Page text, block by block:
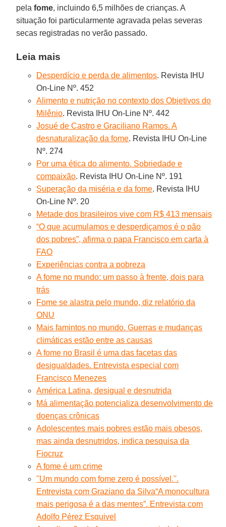
pelafome, incluindo 6,5 milhões de crianças. A
situação foi particularmente agravada pelas severas
secas registradas no verão passado.
Leia mais
Desperdício e perda de alimentos. Revista IHU
On-Line Nº. 452
Alimento e nutrição no contexto dos Objetivos do
Milênio. Revista IHU On-Line Nº. 442
Josué de Castro e Graciliano Ramos. A
desnaturalização da fome. Revista IHU On-Line
Nº. 274
Por uma ética do alimento. Sobriedade e
compaixão. Revista IHU On-Line Nº. 191
Superação da miséria e da fome. Revista IHU
On-Line Nº. 20
Metade dos brasileiros vive com R$ 413 mensais
“O que acumulamos e desperdiçamos é o pão
dos pobres”, afirma o papa Francisco em carta à
FAO
Experiências contra a pobreza
A fome no mundo: um passo à frente, dois para
trás
Fome se alastra pelo mundo, diz relatório da
ONU
Mais famintos no mundo. Guerras e mudanças
climáticas estão entre as causas
A fome no Brasil é uma das facetas das
desigualdades. Entrevista especial com
Francisco Menezes
América Latina, desigual e desnutrida
Má alimentação potencializa desenvolvimento de
doenças crônicas
Adolescentes mais pobres estão mais obesos,
mas ainda desnutridos, indica pesquisa da
Fiocruz
A fome é um crime
''Um mundo com fome zero é possível.''.
Entrevista com Graziano da Silva“A monocultura
mais perigosa é a das mentes”. Entrevista com
Adolfo Pérez Esquivel